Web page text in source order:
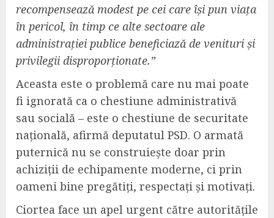
recompensează modest pe cei care își pun viața
în pericol, în timp ce alte sectoare ale
administrației publice beneficiază de venituri și
privilegii disproporționate.”
Aceasta este o problemă care nu mai poate
fi ignorată ca o chestiune administrativă
sau socială – este o chestiune de securitate
națională, afirmă deputatul PSD. O armată
puternică nu se construiește doar prin
achiziții de echipamente moderne, ci prin
oameni bine pregătiți, respectați și motivați.
Ciortea face un apel urgent către autoritățile